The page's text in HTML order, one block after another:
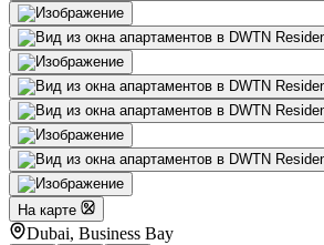
На карте
Dubai, Business Bay